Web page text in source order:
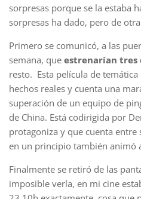
sorpresas porque se la estaba
sorpresas ha dado, pero de
Primero se comunicó, a las
semana, que estrenarían tres
resto. Esta película de temática
hechos reales y cuenta una
superación de un equipo de
de China. Está codirigida por
protagoniza y que cuenta entre
en un principio también animó
Finalmente se retiró de las
imposible verla, en mi cine